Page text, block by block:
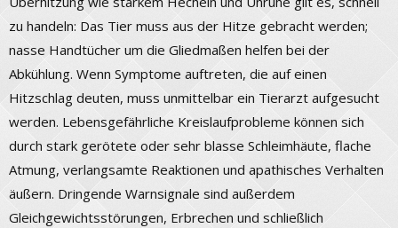
zu handeln: Das Tier muss aus der Hitze gebracht werden;
nasse Handtücher um die Gliedmaßen helfen bei der
Abkühlung. Wenn Symptome auftreten, die auf einen
Hitzschlag deuten, muss unmittelbar ein Tierarzt aufgesucht
werden. Lebensgefährliche Kreislaufprobleme können sich
durch stark gerötete oder sehr blasse Schleimhäute, flache
Atmung, verlangsamte Reaktionen und apathisches Verhalten
äußern. Dringende Warnsignale sind außerdem
Gleichgewichtsstörungen, Erbrechen und schließlich